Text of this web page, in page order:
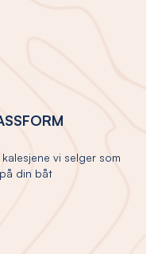
vi selger som
din båt